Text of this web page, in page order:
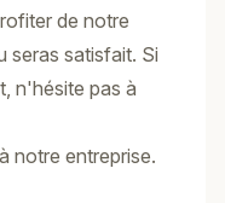
de notre
seras satisfait. Si
n'hésite pas à
notre entreprise.